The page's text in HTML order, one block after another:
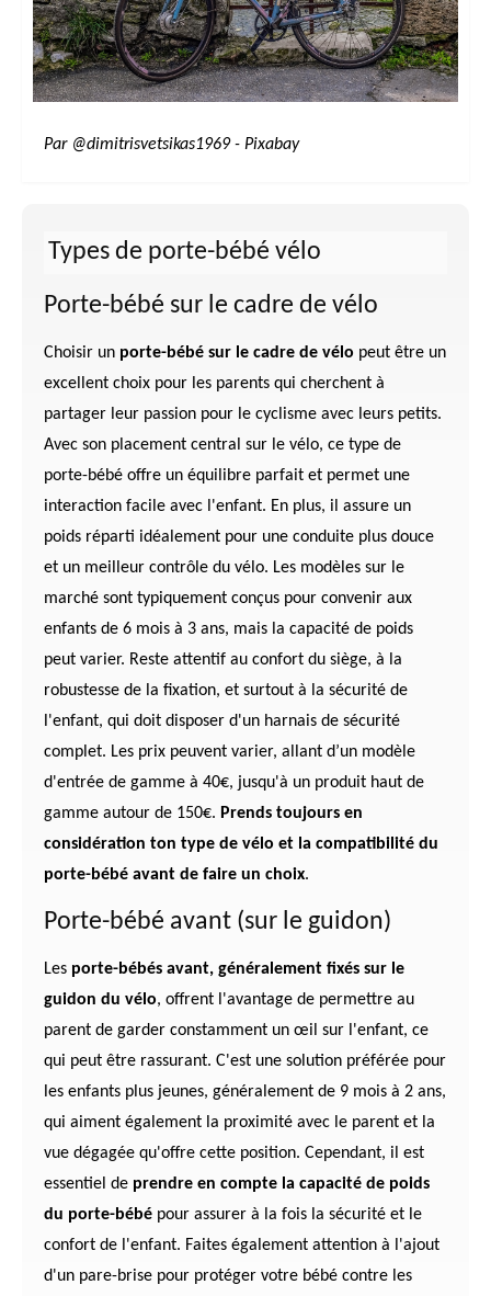
Par @dimitrisvetsikas1969 - Pixabay
Types de porte-bébé vélo
Porte-bébé sur le cadre de vélo
Choisir un porte-bébé sur le cadre de vélo peut être un
excellent choix pour les parents qui cherchent à
partager leur passion pour le cyclisme avec leurs petits.
Avec son placement central sur le vélo, ce type de
porte-bébé offre un équilibre parfait et permet une
interaction facile avec l'enfant. En plus, il assure un
poids réparti idéalement pour une conduite plus douce
et un meilleur contrôle du vélo. Les modèles sur le
marché sont typiquement conçus pour convenir aux
enfants de 6 mois à 3 ans, mais la capacité de poids
peut varier. Reste attentif au confort du siège, à la
robustesse de la fixation, et surtout à la sécurité de
l'enfant, qui doit disposer d'un harnais de sécurité
complet. Les prix peuvent varier, allant d’un modèle
d'entrée de gamme à 40€, jusqu'à un produit haut de
gamme autour de 150€. Prends toujours en
considération ton type de vélo et la compatibilité du
porte-bébé avant de faire un choix.
Porte-bébé avant (sur le guidon)
Les porte-bébés avant, généralement fixés sur le
guidon du vélo, offrent l'avantage de permettre au
parent de garder constamment un œil sur l'enfant, ce
qui peut être rassurant. C'est une solution préférée pour
les enfants plus jeunes, généralement de 9 mois à 2 ans,
qui aiment également la proximité avec le parent et la
vue dégagée qu'offre cette position. Cependant, il est
essentiel de prendre en compte la capacité de poids
du porte-bébé pour assurer à la fois la sécurité et le
confort de l'enfant. Faites également attention à l'ajout
d'un pare-brise pour protéger votre bébé contre les